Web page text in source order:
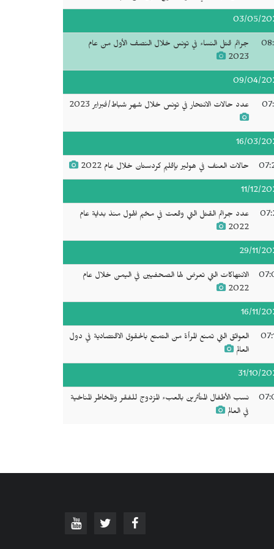
03/05/
جرائم قتل النساء في تونس خلال النصف الأول من عام
2023
09/04/
عدد حالات الانتحار في تونس خلال شهر شباط/فبراير 2023
16/03/
حالات العنف في هولير بإقليم كردستان خلال عام 2022
11/12/
عدد جرائم القتل التي وقعت في مخيم الهول منذ بداية عام
2022
29/11/
الانتهاكات التي تعرض لها الصحفيين في اليمن خلال عام
2022
16/11/
العوائق التي تمنع المرأة من التمتع بالحقوق الاقتصادية في دول
العالم
31/10/
نسب الأطفال المتأثرين بالعبء المزدوج للفقر والمخاطر المناخية
في العالم